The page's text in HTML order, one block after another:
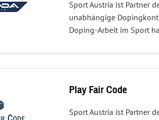
Sport Austria ist Partner
unabhängige
Doping-Arbeit im Sport
Play Fair Code
Sport Austria ist Partner